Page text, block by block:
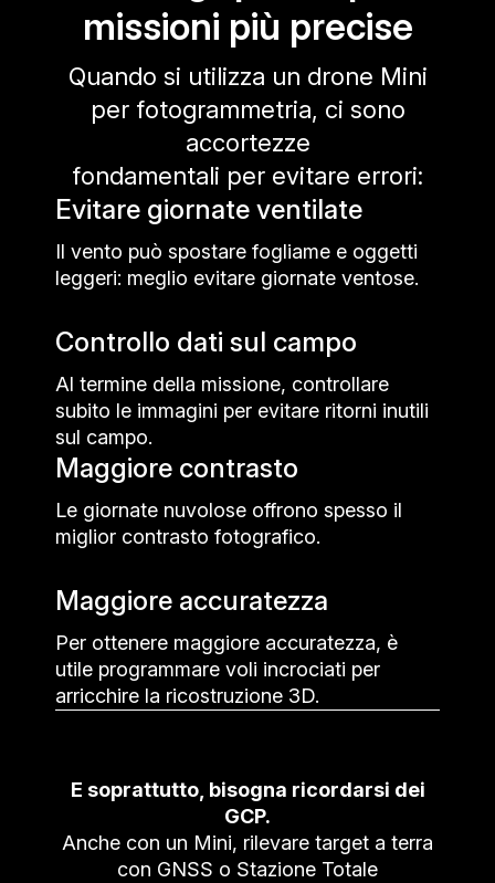
missioni più precise
Quando si utilizza un drone Mini
per fotogrammetria, ci sono
accortezze
fondamentali per evitare errori:
Evitare giornate ventilate
Il vento può spostare fogliame e oggetti
leggeri: meglio evitare giornate ventose.
Controllo dati sul campo
Al termine della missione, controllare
subito le immagini per evitare ritorni inutili
sul campo.
Maggiore contrasto
Le giornate nuvolose offrono spesso il
miglior contrasto fotografico.
Maggiore accuratezza
Per ottenere maggiore accuratezza, è
utile programmare voli incrociati per
arricchire la ricostruzione 3D.
E soprattutto, bisogna ricordarsi dei
GCP.
Anche con un Mini, rilevare target a terra
con GNSS o Stazione Totale